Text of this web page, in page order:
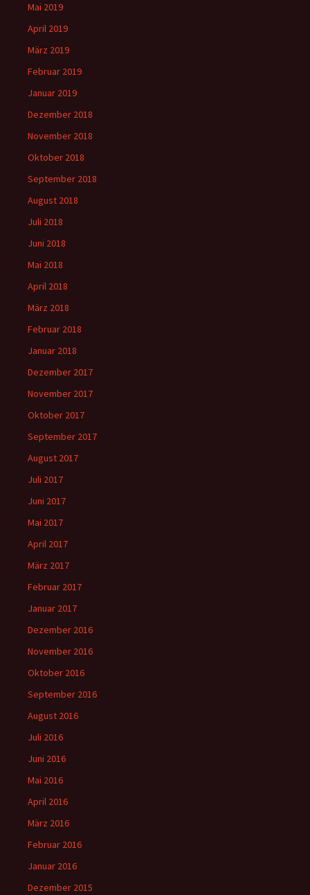
Mai 2019
April 2019
März 2019
Februar 2019
Januar 2019
Dezember 2018
November 2018
Oktober 2018
September 2018
August 2018
Juli 2018
Juni 2018
Mai 2018
April 2018
März 2018
Februar 2018
Januar 2018
Dezember 2017
November 2017
Oktober 2017
September 2017
August 2017
Juli 2017
Juni 2017
Mai 2017
April 2017
März 2017
Februar 2017
Januar 2017
Dezember 2016
November 2016
Oktober 2016
September 2016
August 2016
Juli 2016
Juni 2016
Mai 2016
April 2016
März 2016
Februar 2016
Januar 2016
Dezember 2015